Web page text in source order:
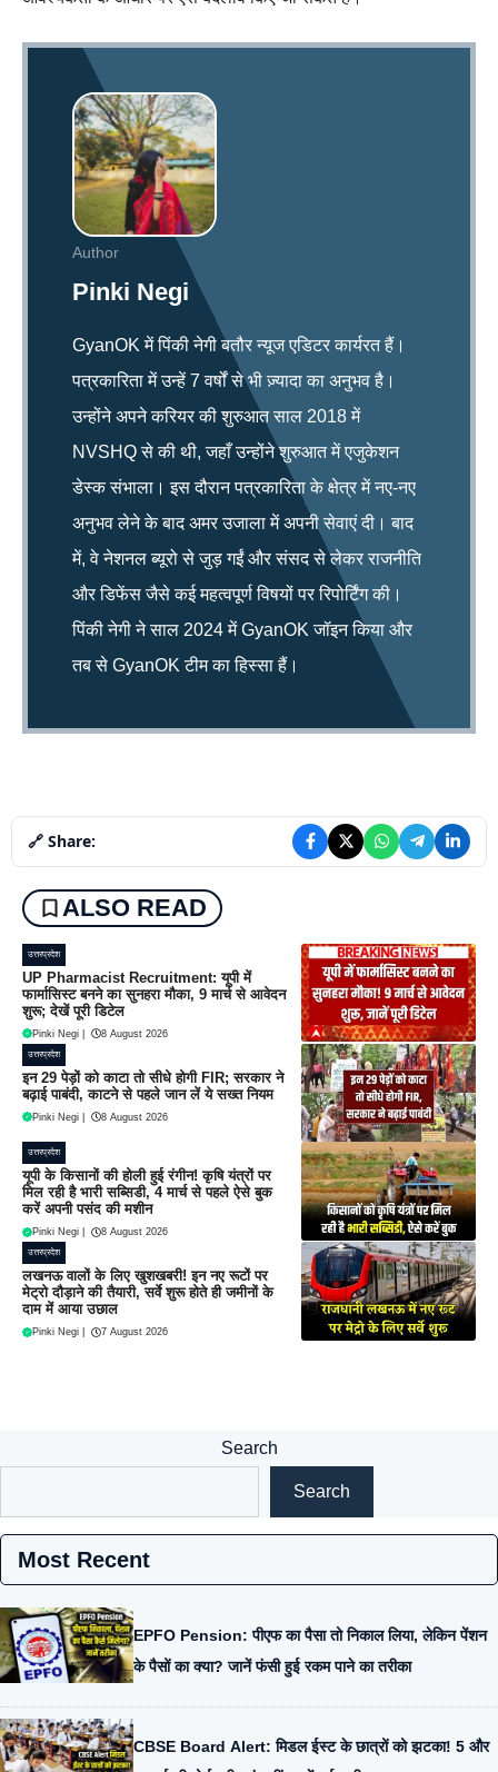
Author
Pinki Negi
GyanOK में पिंकी नेगी बतौर न्यूज एडिटर कार्यरत हैं।
पत्रकारिता में उन्हें 7 वर्षों से भी ज़्यादा का अनुभव है।
उन्होंने अपने करियर की शुरुआत साल 2018 में
NVSHQ से की थी, जहाँ उन्होंने शुरुआत में एजुकेशन
डेस्क संभाला। इस दौरान पत्रकारिता के क्षेत्र में नए-नए
अनुभव लेने के बाद अमर उजाला में अपनी सेवाएं दी। बाद
में, वे नेशनल ब्यूरो से जुड़ गईं और संसद से लेकर राजनीति
और डिफेंस जैसे कई महत्वपूर्ण विषयों पर रिपोर्टिंग की।
पिंकी नेगी ने साल 2024 में GyanOK जॉइन किया और
तब से GyanOK टीम का हिस्सा हैं।
🔗 Share:
ALSO READ
उत्तरप्रदेश
UP Pharmacist Recruitment: यूपी में
फार्मासिस्ट बनने का सुनहरा मौका, 9 मार्च से आवेदन
शुरू; देखें पूरी डिटेल
Pinki Negi 8 August 2026
उत्तरप्रदेश
इन 29 पेड़ों को काटा तो सीधे होगी FIR; सरकार ने
बढ़ाई पाबंदी, काटने से पहले जान लें ये सख्त नियम
Pinki Negi 8 August 2026
उत्तरप्रदेश
यूपी के किसानों की होली हुई रंगीन! कृषि यंत्रों पर
मिल रही है भारी सब्सिडी, 4 मार्च से पहले ऐसे बुक
करें अपनी पसंद की मशीन
Pinki Negi 8 August 2026
उत्तरप्रदेश
लखनऊ वालों के लिए खुशखबरी! इन नए रूटों पर
मेट्रो दौड़ाने की तैयारी, सर्वे शुरू होते ही जमीनों के
दाम में आया उछाल
Pinki Negi 7 August 2026
Search
Search
Most Recent
EPFO Pension: पीएफ का पैसा तो निकाल लिया, लेकिन पेंशन
के पैसों का क्या? जानें फंसी हुई रकम पाने का तरीका
CBSE Board Alert: मिडल ईस्ट के छात्रों को झटका! 5 और